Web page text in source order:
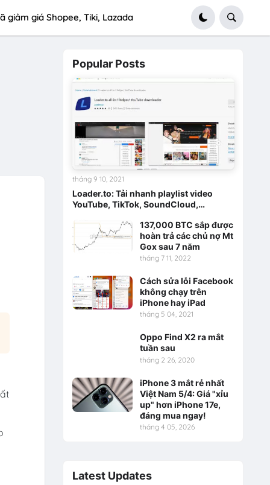
giảm giá Shopee, Tiki, Lazada
Popular Posts
Loader.to: Tải nhanh playlist video
YouTube, TikTok, SoundCloud,…
tháng 9 10, 2021
137,000 BTC sắp được
hoàn trả các chủ nợ Mt
Gox sau 7 năm
tháng 7 11, 2022
Cách sửa lỗi Facebook
không chạy trên
iPhone hay iPad
tháng 5 04, 2021
Oppo Find X2 ra mắt
tuần sau
tháng 2 26, 2020
iPhone 3 mắt rẻ nhất
Việt Nam 5/4: Giá "xỉu
up" hơn iPhone 17e,
đáng mua ngay!
tháng 4 05, 2026
Latest Updates